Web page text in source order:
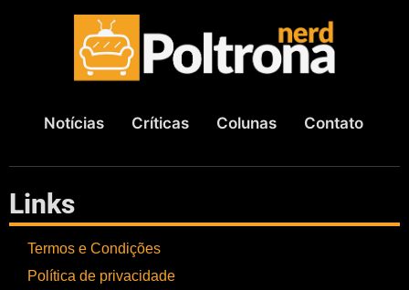
Notícias Críticas Colunas Contato
Links
Termos e Condições
Política de privacidade